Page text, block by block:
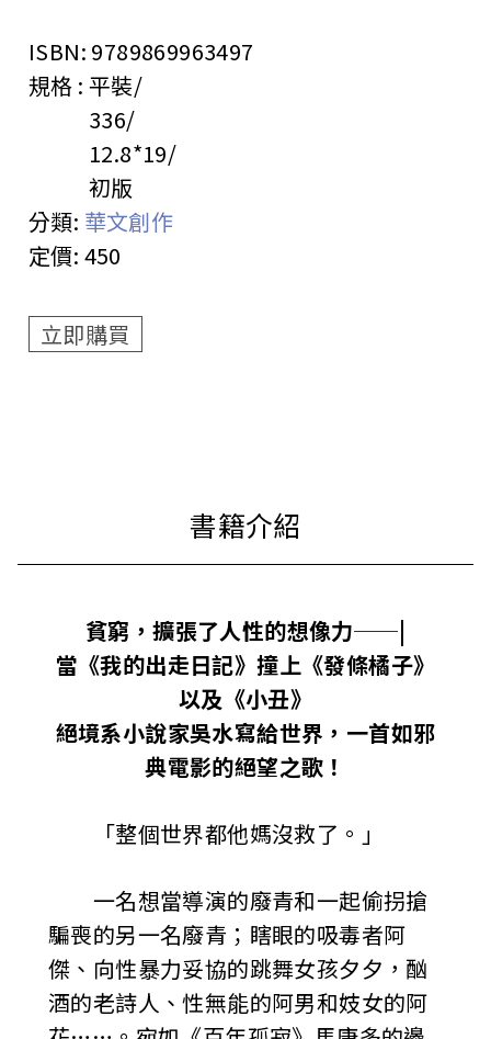
ISBN: 9789869963497
規格 : 平裝
336
12.8*19
初版
分類: 華文創作
定價: 450
立即購買
貧窮，擴張了人性的想像力──|
當《我的出走日記》撞上《發條橘子》
以及《小丑》
絕境系小說家吳水寫給世界，一首如邪
典電影的絕望之歌！
「整個世界都他媽沒救了。」
一名想當導演的廢青和一起偷拐搶
騙喪的另一名廢青；瞎眼的吸毒者阿
傑、向性暴力妥協的跳舞女孩夕夕，酗
酒的老詩人、性無能的阿男和妓女的阿